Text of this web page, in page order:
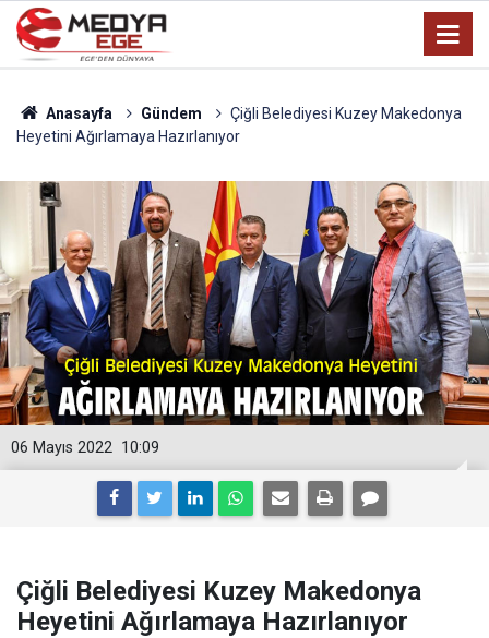
Anasayfa Gündem
Çiğli Belediyesi Kuzey Makedonya
Heyetini Ağırlamaya Hazırlanıyor
10:09
06 Mayıs 2022
Çiğli Belediyesi Kuzey Makedonya
Heyetini Ağırlamaya Hazırlanıyor